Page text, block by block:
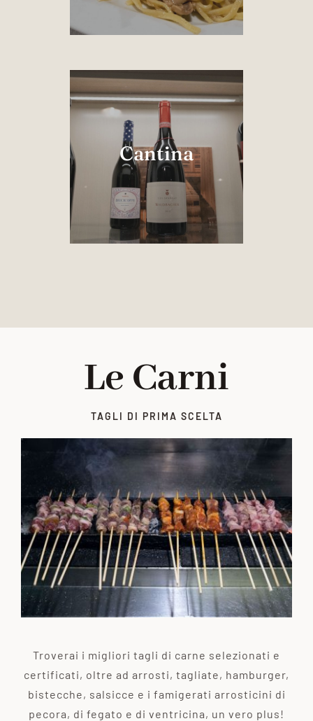
Cantina
Le Carni
TAGLI DI PRIMA SCELTA
Troverai i migliori tagli di carne selezionati e
certificati, oltre ad arrosti, tagliate, hamburger,
bistecche, salsicce e i famigerati arrosticini di
pecora, di fegato e di ventricina, un vero plus!